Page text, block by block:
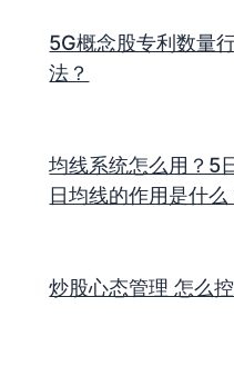
5G概念股专利数量
法？
均线系统怎么用？5
日均线的作用是什么
炒股心态管理 怎么